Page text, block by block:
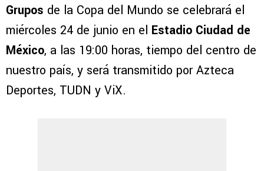
Grupos de la Copa del Mundo se celebrará el
miércoles 24 de junio en el Estadio Ciudad de
México, a las 19:00 horas, tiempo del centro de
nuestro país, y será transmitido por Azteca
Deportes, TUDN y ViX.